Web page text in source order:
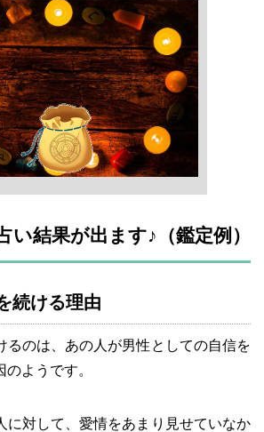
い結果が出ます♪（鑑定例）
続ける理由
るのは、あの人が男性としての自信を
ようです。
に対して、愛情をあまり見せていなか